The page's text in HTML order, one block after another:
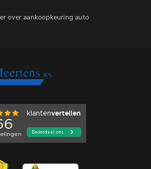
over aankoopkeuring auto